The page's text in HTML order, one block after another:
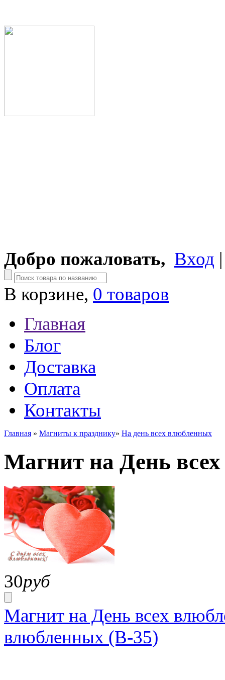
Добро пожаловать, Вход
В корзине, 0 товаров
Главная
Блог
Доставка
Оплата
Контакты
Главная » Магниты к празднику» На день всех влюбленных
Магнит на День
30руб
Магнит на День всех
влюбленных (В-35)